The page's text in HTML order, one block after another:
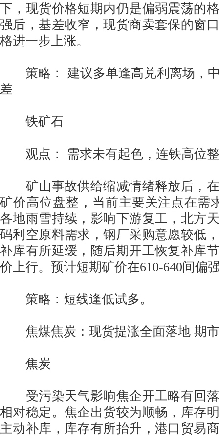
下，现货价格短期内仍是偏弱震荡的
强后，基差收窄，现货商卖套保的窗
格进一步上涨。
策略： 建议多单逢高兑利离场，
差
铁矿石
观点： 需求未有起色，连铁高位
矿山事故供给缩减情绪释放后，在
矿价高位盘整，当前主要关注点在需
各地雨雪持续，影响下游复工，北方
码利空原料需求，钢厂采购意愿较低
补库有所延缓，随后期开工恢复补库
价上行。预计短期矿价在610-640间偏
策略：短线逢低试多。
焦煤焦炭：现货提涨全面落地 期
焦炭
受污染天气影响焦企开工略有回落
相对稳定。焦企出货较为顺畅，库存
主动补库，库存有所抬升，港口贸易